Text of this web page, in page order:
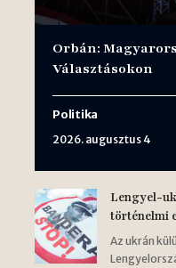
Orbán:
Választásokon
Politika
2026. augusztus 4
Lengyel-
történelmi
Az ukrán